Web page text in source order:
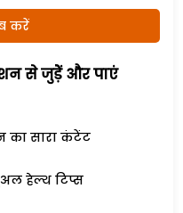
करें
से जुड़ेें और पाएं
सारा कंटेंट
हेल्थ टिप्स